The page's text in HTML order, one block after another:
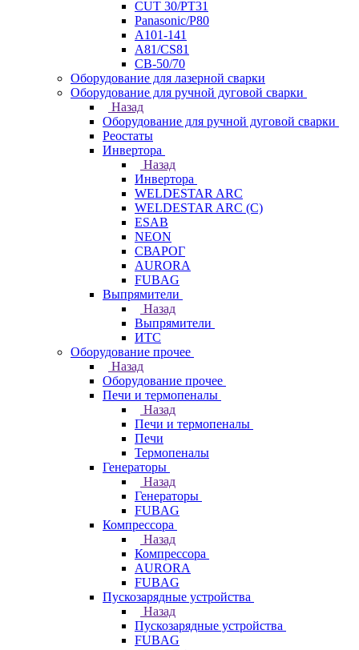
CUT 30/PT31
Panasonic/P80
А101-141
А81/CS81
СВ-50/70
Оборудование для лазерной сварки
Оборудование для ручной дуговой сварки
Назад
Оборудование для ручной дуговой сварки
Реостаты
Инвертора
Назад
Инвертора
WELDESTAR ARC
WELDESTAR ARC (С)
ESAB
NEON
СВАРОГ
AURORA
FUBAG
Выпрямители
Назад
Выпрямители
ИТС
Оборудование прочее
Назад
Оборудование прочее
Печи и термопеналы
Назад
Печи и термопеналы
Печи
Термопеналы
Генераторы
Назад
Генераторы
FUBAG
Компрессора
Назад
Компрессора
AURORA
FUBAG
Пускозарядные устройства
Назад
Пускозарядные устройства
FUBAG